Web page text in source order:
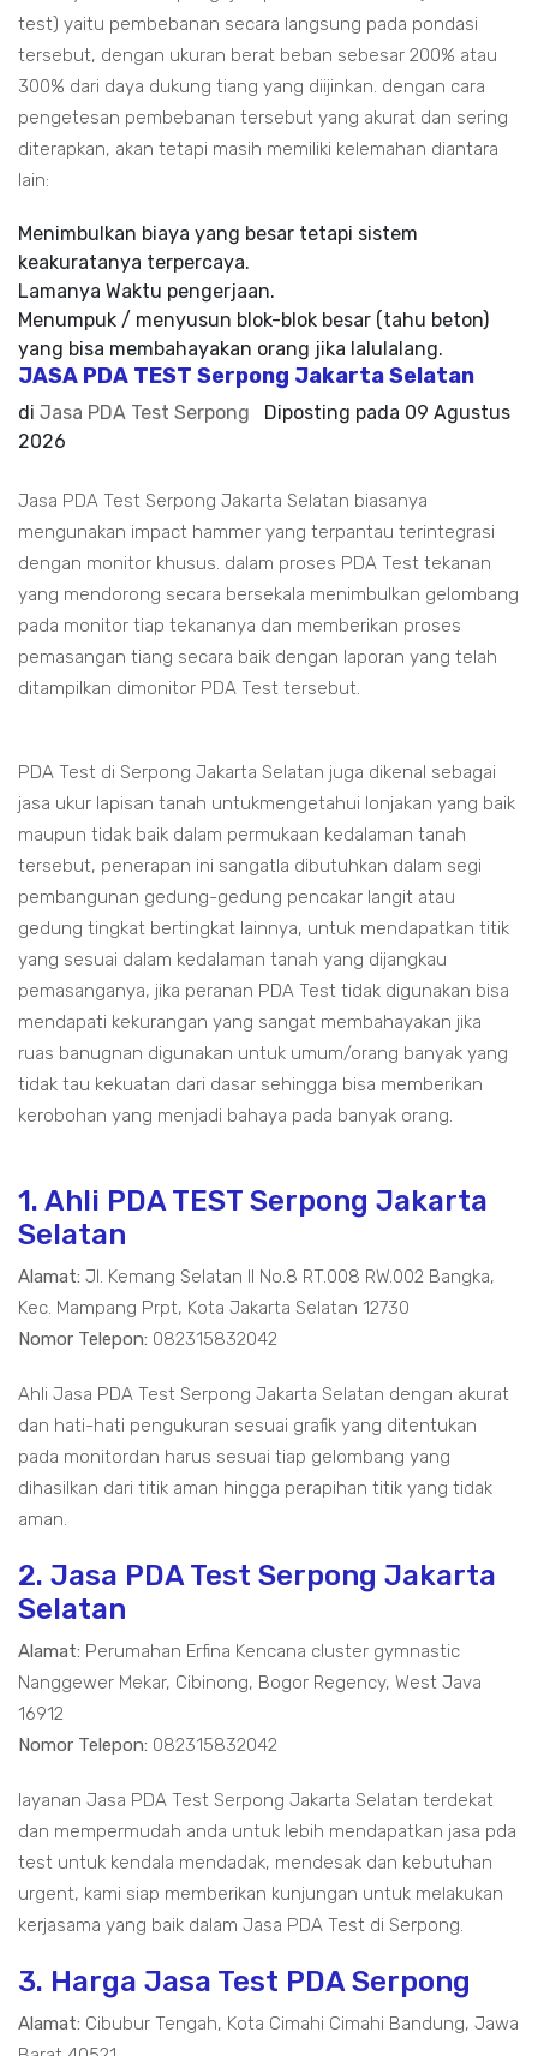
test) yaitu pembebanan secara langsung pada pondasi
tersebut, dengan ukuran berat beban sebesar 200% atau
300% dari daya dukung tiang yang diijinkan. dengan cara
pengetesan pembebanan tersebut yang akurat dan sering
diterapkan, akan tetapi masih memiliki kelemahan diantara
lain:
Menimbulkan biaya yang besar tetapi sistem
keakuratanya terpercaya.
Lamanya Waktu pengerjaan.
Menumpuk / menyusun blok-blok besar (tahu beton)
yang bisa membahayakan orang jika lalulalang.
JASA PDA TEST Serpong Jakarta Selatan
di Jasa PDA Test Serpong Diposting pada 09 Agustus
2026
Jasa PDA Test Serpong Jakarta Selatan biasanya
mengunakan impact hammer yang terpantau terintegrasi
dengan monitor khusus. dalam proses PDA Test tekanan
yang mendorong secara bersekala menimbulkan gelombang
pada monitor tiap tekananya dan memberikan proses
pemasangan tiang secara baik dengan laporan yang telah
ditampilkan dimonitor PDA Test tersebut.
PDA Test di Serpong Jakarta Selatan juga dikenal sebagai
jasa ukur lapisan tanah untukmengetahui lonjakan yang baik
maupun tidak baik dalam permukaan kedalaman tanah
tersebut, penerapan ini sangatla dibutuhkan dalam segi
pembangunan gedung-gedung pencakar langit atau
gedung tingkat bertingkat lainnya, untuk mendapatkan titik
yang sesuai dalam kedalaman tanah yang dijangkau
pemasanganya, jika peranan PDA Test tidak digunakan bisa
mendapati kekurangan yang sangat membahayakan jika
ruas banugnan digunakan untuk umum/orang banyak yang
tidak tau kekuatan dari dasar sehingga bisa memberikan
kerobohan yang menjadi bahaya pada banyak orang.
1. Ahli PDA TEST Serpong Jakarta
Selatan
Alamat: Jl. Kemang Selatan II No.8 RT.008 RW.002 Bangka,
Kec. Mampang Prpt, Kota Jakarta Selatan 12730
Nomor Telepon: 082315832042
Ahli Jasa PDA Test Serpong Jakarta Selatan dengan akurat
dan hati-hati pengukuran sesuai grafik yang ditentukan
pada monitordan harus sesuai tiap gelombang yang
dihasilkan dari titik aman hingga perapihan titik yang tidak
aman.
2. Jasa PDA Test Serpong Jakarta
Selatan
Alamat: Perumahan Erfina Kencana cluster gymnastic
Nanggewer Mekar, Cibinong, Bogor Regency, West Java
16912
Nomor Telepon: 082315832042
layanan Jasa PDA Test Serpong Jakarta Selatan terdekat
dan mempermudah anda untuk lebih mendapatkan jasa pda
test untuk kendala mendadak, mendesak dan kebutuhan
urgent, kami siap memberikan kunjungan untuk melakukan
kerjasama yang baik dalam Jasa PDA Test di Serpong.
3. Harga Jasa Test PDA Serpong
Alamat: Cibubur Tengah, Kota Cimahi Cimahi Bandung, Jawa